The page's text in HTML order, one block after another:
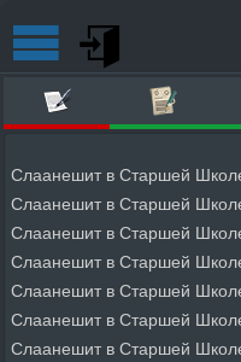
Слаанешит в Старшей
Слаанешит в Старшей
Слаанешит в Старшей
Слаанешит в Старшей
Слаанешит в Старшей
Слаанешит в Старшей
Слаанешит в Старшей